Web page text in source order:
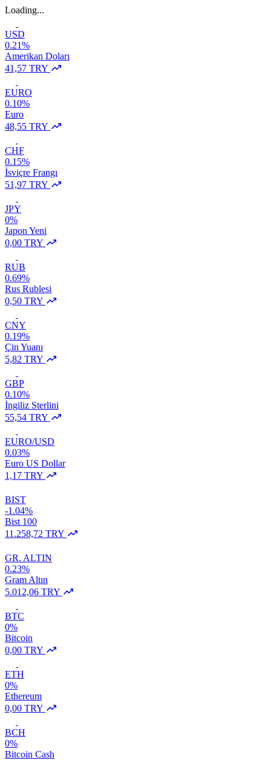
Loading...
USD
0.21%
Amerikan Doları
41,57 TRY
EURO
0.10%
Euro
48,55 TRY
CHF
0.15%
İsviçre Frangı
51,97 TRY
JPY
0%
Japon Yeni
0,00 TRY
RUB
0.69%
Rus Rublesi
0,50 TRY
CNY
0.19%
Çin Yuanı
5,82 TRY
GBP
0.10%
İngiliz Sterlini
55,54 TRY
EURO/USD
0.03%
Euro US Dollar
1,17 TRY
BIST
-1.04%
Bist 100
11.258,72 TRY
GR. ALTIN
0.23%
Gram Altın
5.012,06 TRY
BTC
0%
Bitcoin
0,00 TRY
ETH
0%
Ethereum
0,00 TRY
BCH
0%
Bitcoin Cash